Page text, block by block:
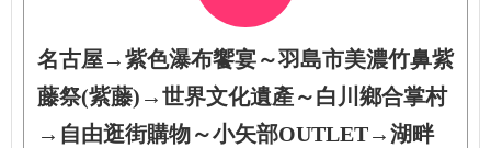
名古屋→紫色瀑布饗宴～羽島市美濃竹鼻紫
藤祭(紫藤)→世界文化遺產～白川鄉合掌村
→自由逛街購物～小矢部OUTLET→湖畔